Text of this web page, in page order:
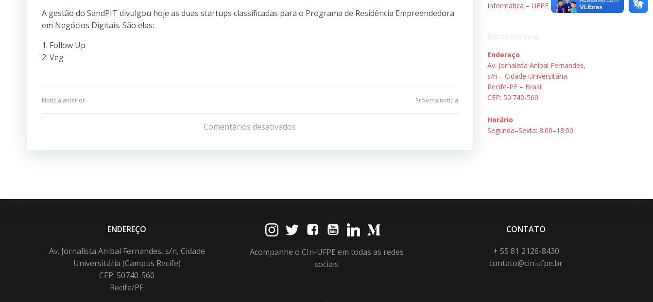
A gestão do SandPIT divulgou hoje as duas startups classificadas para o Programa de Residência Empreendedora
em Negócios Digitais. São elas:
1. Follow Up
2. Veg
Navegação
Post
Notícia anterior
de
Post
Próxima notícia
Comentários desativados
Informática – UFPE
Endereço
Av. Jornalista Aníbal Fernandes,
s/n – Cidade Universitária.
Recife-PE – Brasil
CEP: 50.740-560
Horário
Segunda–Sexta: 8:00–18:00
ENDEREÇO
Av. Jornalista Anibal Fernandes, s/n, Cidade
Universitária (Campus Recife)
CEP: 50740-560
Recife/PE
Acompanhe o CIn-UFPE em todas as redes
sociais
CONTATO
+ 55 81 2126-8430
contato@cin.ufpe.br